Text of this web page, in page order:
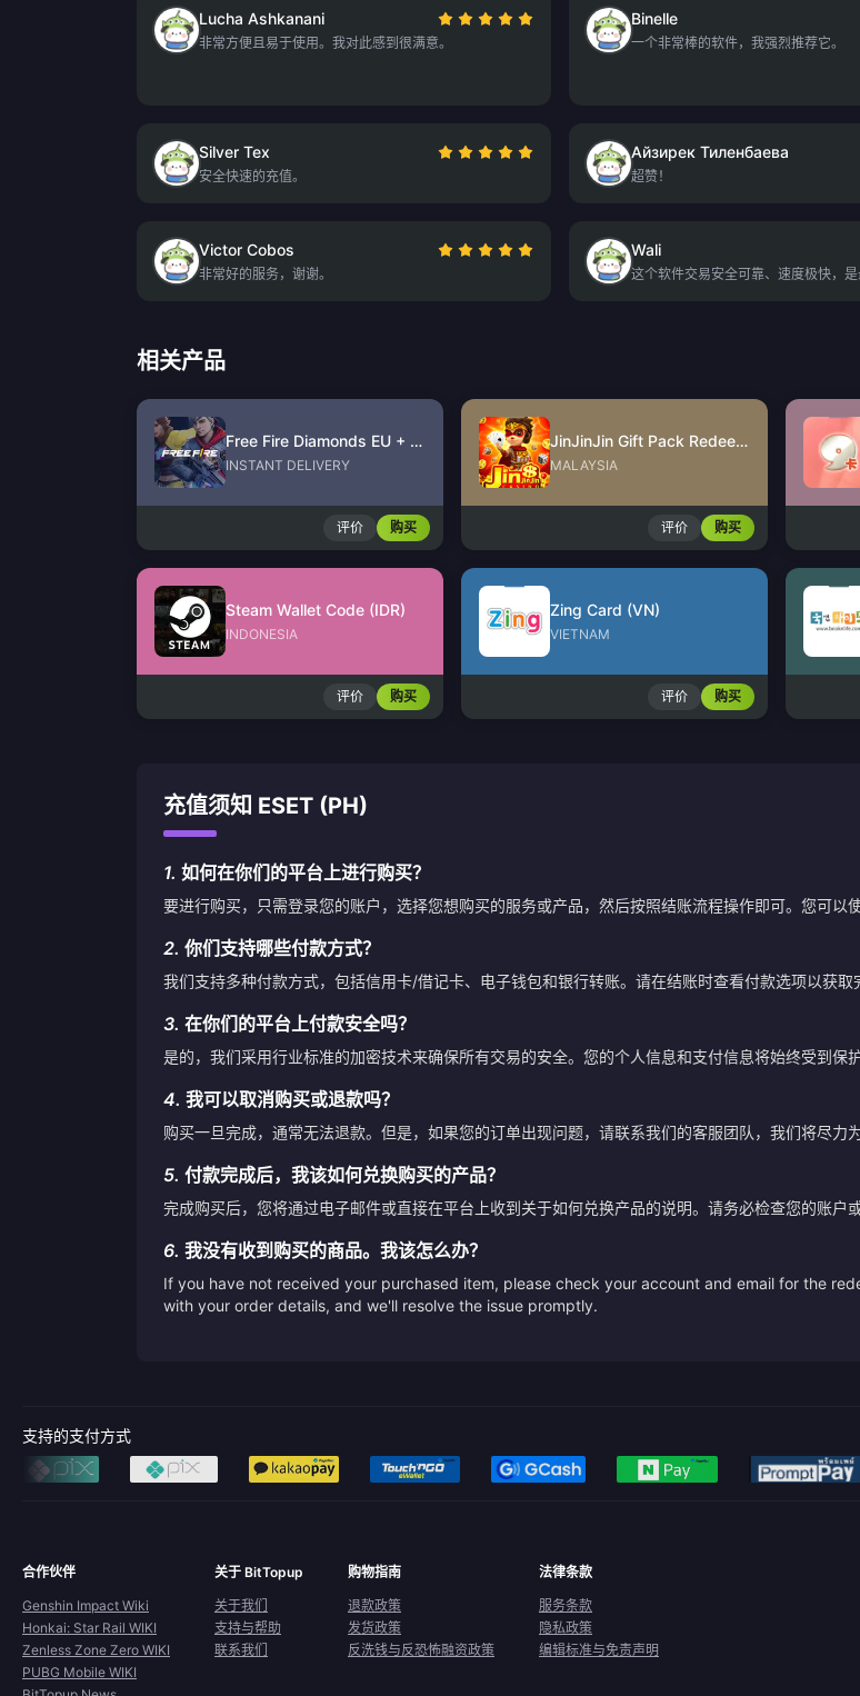
Lucha Ashkanani
非常方便且易于使用。我对此感到很满意。
Binelle
一个非常棒的软件，我强烈推荐它。
Silver Tex
安全快速的充值。
Айзирек Тиленбаева
超赞！
Victor Cobos
非常好的服务，谢谢。
Wali
这个软件交易安全可靠、速度极快，是
相关产品
Free Fire Diamonds EU + TR
INSTANT DELIVERY
评价 购买
JinJinJin Gift Pack Redeem Code
MALAYSIA
评价 购买
Steam Wallet Code (IDR)
INDONESIA
评价 购买
Zing Card (VN)
VIETNAM
评价 购买
充值须知 ESET (PH)
1. 如何在你们的平台上进行购买？
要进行购买，只需登录您的账户，选择您想购买的服务或产品，然后按照结账流程操作即可。您可以
2. 你们支持哪些付款方式？
我们支持多种付款方式，包括信用卡/借记卡、电子钱包和银行转账。请在结账时查看付款选项以获取
3. 在你们的平台上付款安全吗？
是的，我们采用行业标准的加密技术来确保所有交易的安全。您的个人信息和支付信息将始终受到保护
4. 我可以取消购买或退款吗？
购买一旦完成，通常无法退款。但是，如果您的订单出现问题，请联系我们的客服团队，我们将尽力
5. 付款完成后，我该如何兑换购买的产品？
完成购买后，您将通过电子邮件或直接在平台上收到关于如何兑换产品的说明。请务必检查您的账户
6. 我没有收到购买的商品。我该怎么办？
If you have not received your purchased item, please check your account and email for the
with your order details, and we'll resolve the issue promptly.
支持的支付方式
合作伙伴
Genshin Impact Wiki
Honkai: Star Rail WIKI
Zenless Zone Zero WIKI
PUBG Mobile WIKI
关于 BitTopup
关于我们
支持与帮助
联系我们
购物指南
退款政策
发货政策
反洗钱与反恐怖融资政策
法律条款
服务条款
隐私政策
编辑标准与免责声明